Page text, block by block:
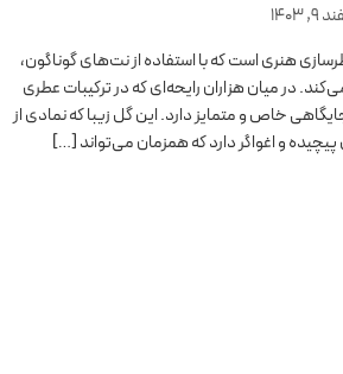
1403
هنری است که با استفاده از نت‌های گوناگون،
در میان هزاران رایحه‌ای که در ترکیبات عطری
خاص و متمایز دارد. این گل زیبا که نمادی از
و اغواگر دارد که همزمان می‌تواند […]